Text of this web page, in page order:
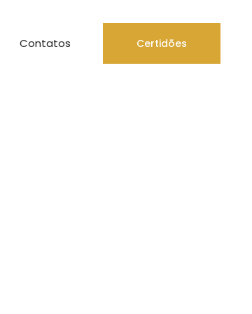
Certidões
Contatos